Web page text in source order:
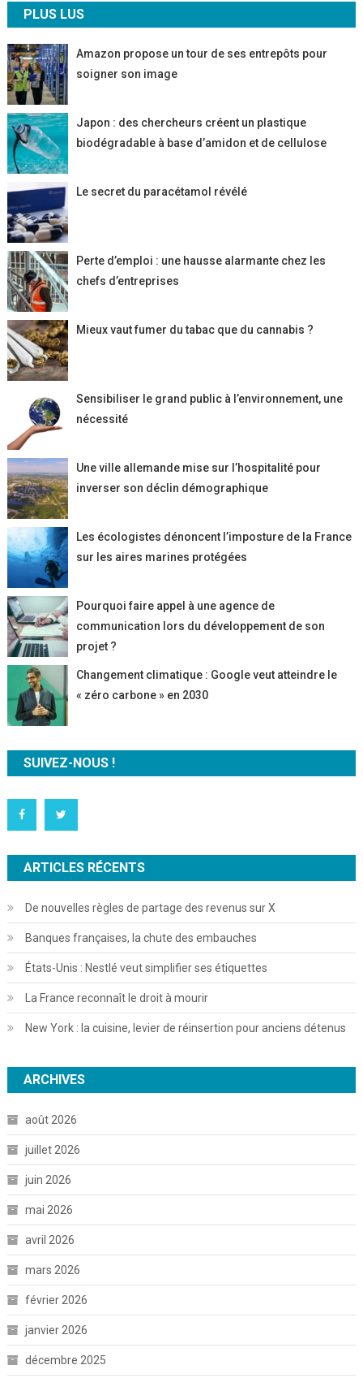
PLUS LUS
Amazon propose un tour de ses entrepôts pour
soigner son image
Japon : des chercheurs créent un plastique
biodégradable à base d’amidon et de cellulose
Le secret du paracétamol révélé
Perte d’emploi : une hausse alarmante chez les
chefs d’entreprises
Mieux vaut fumer du tabac que du cannabis ?
Sensibiliser le grand public à l’environnement, une
nécessité
Une ville allemande mise sur l’hospitalité pour
inverser son déclin démographique
Les écologistes dénoncent l’imposture de la France
sur les aires marines protégées
Pourquoi faire appel à une agence de
communication lors du développement de son
projet ?
Changement climatique : Google veut atteindre le
« zéro carbone » en 2030
SUIVEZ-NOUS !
ARTICLES RÉCENTS
De nouvelles règles de partage des revenus sur X
Banques françaises, la chute des embauches
États-Unis : Nestlé veut simplifier ses étiquettes
La France reconnaît le droit à mourir
New York : la cuisine, levier de réinsertion pour anciens détenus
ARCHIVES
août 2026
juillet 2026
juin 2026
mai 2026
avril 2026
mars 2026
février 2026
janvier 2026
décembre 2025